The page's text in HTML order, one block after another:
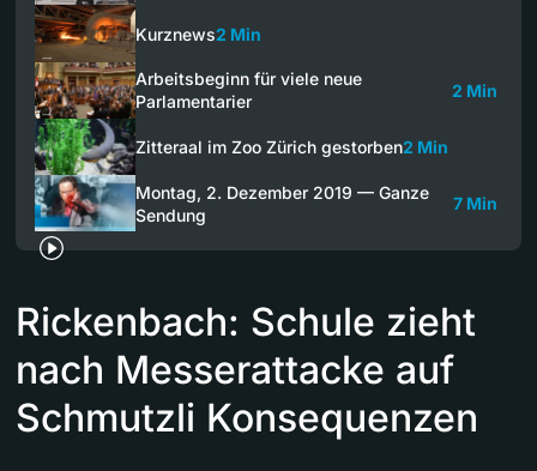
Kurznews2 Min
Arbeitsbeginn für viele neue
Parlamentarier
2 Min
Zitteraal im Zoo Zürich gestorben2 Min
Montag, 2. Dezember 2019 — Ganze
Sendung
7 Min
Rickenbach: Schule zieht
nach Messerattacke auf
Schmutzli Konsequenzen